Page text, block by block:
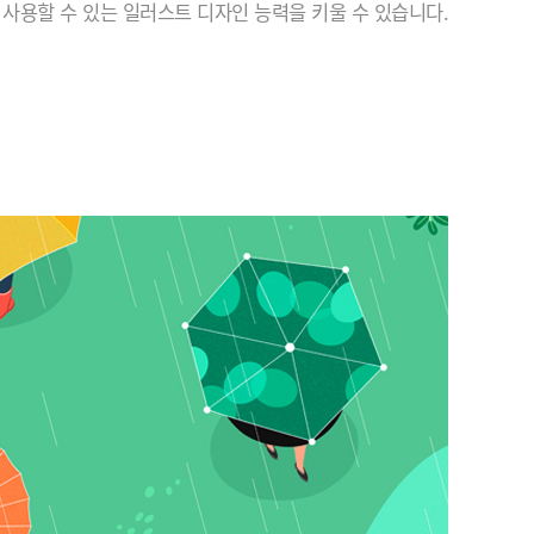
사용할 수 있는 일러스트 디자인 능력을 키울 수 있습니다.